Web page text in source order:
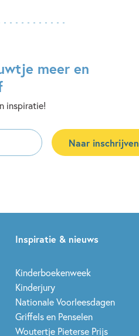
meer en
inspiratie!
Naar inschrijven
Inspiratie & nieuws
Kinderboekenweek
Kinderjury
Nationale Voorleesdagen
Griffels en Penselen
Woutertje Pieterse Prijs